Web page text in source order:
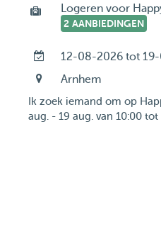
Logeren voor
2 AANBIEDINGEN
12-08-2026 tot
Arnhem
Ik zoek iemand om op
aug. - 19 aug. van 10:00 tot